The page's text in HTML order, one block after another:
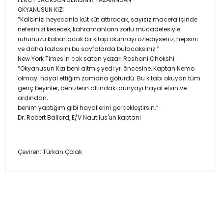
OKYANUSUN KIZI
“Kalbinizi heyecanla küt küt attıracak, sayısız macera içinde
nefesinizi kesecek, kahramanların zorlu mücadelesiyle
ruhunuzu kabartacak bir kitap okumayı özlediyseniz, hepsini
ve daha fazlasını bu sayfalarda bulacaksınız.”
New York Times'ın çok satan yazarı Roshani Chokshi
“Okyanusun Kızı beni altmış yedi yıl öncesine, Kaptan Nemo
olmayı hayal ettiğim zamana götürdü. Bu kitabı okuyan tüm
genç beyinler, denizlerin altındaki dünyayı hayal etsin ve
ardından,
benim yaptığım gibi hayallerini gerçekleştirsin.”
Dr. Robert Ballard, E/V Nautilus'un kaptanı
Çeviren: Türkan Çolak